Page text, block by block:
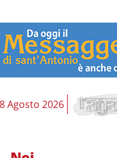
Agosto 2026